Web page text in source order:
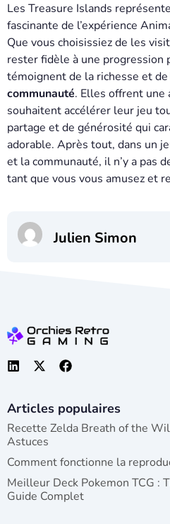
Les Treasure Islands
fascinante de l’expérience
Que vous choisissiez de les
rester fidèle à une
témoignent de la richesse et
communauté. Elles offrent une
souhaitent accélérer leur jeu
partage et de générosité qui
adorable. Après tout, dans un
et la communauté, il n’y a pas
tant que vous vous amusez et
Julien Simon
Articles populaires
Recette Zelda Breath of the
Astuces
Comment fonctionne la
Meilleur Deck Pokemon TCG :
Guide Complet